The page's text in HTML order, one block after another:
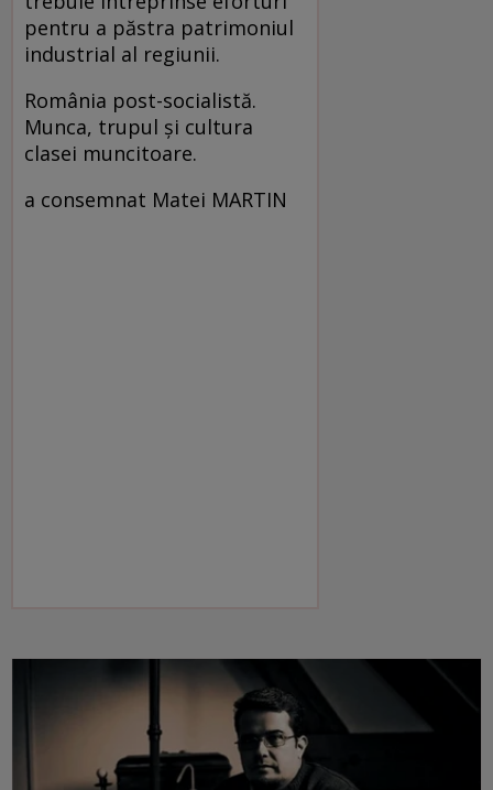
pentru a păstra patrimoniul
industrial al regiunii.
România post-socialistă.
Munca, trupul şi cultura
clasei muncitoare.
a consemnat Matei MARTIN